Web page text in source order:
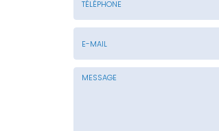
Téléphone
E-